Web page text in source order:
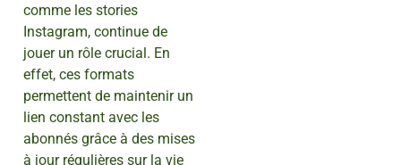
comme les stories
Instagram, continue de
jouer un rôle crucial. En
effet, ces formats
permettent de maintenir un
lien constant avec les
abonnés grâce à des mises
à jour régulières sur la vie